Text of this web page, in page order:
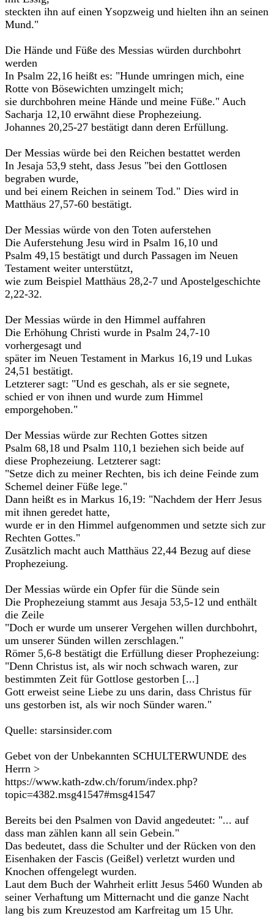
steckten ihn auf einen Ysopzweig und hielten ihn an seinen
Mund."
Die Hände und Füße des Messias würden durchbohrt
werden
In Psalm 22,16 heißt es: "Hunde umringen mich, eine
Rotte von Bösewichten umzingelt mich;
sie durchbohren meine Hände und meine Füße." Auch
Sacharja 12,10 erwähnt diese Prophezeiung.
Johannes 20,25-27 bestätigt dann deren Erfüllung.
Der Messias würde bei den Reichen bestattet werden
In Jesaja 53,9 steht, dass Jesus "bei den Gottlosen
begraben wurde,
und bei einem Reichen in seinem Tod." Dies wird in
Matthäus 27,57-60 bestätigt.
Der Messias würde von den Toten auferstehen
Die Auferstehung Jesu wird in Psalm 16,10 und
Psalm 49,15 bestätigt und durch Passagen im Neuen
Testament weiter unterstützt,
wie zum Beispiel Matthäus 28,2-7 und Apostelgeschichte
2,22-32.
Der Messias würde in den Himmel auffahren
Die Erhöhung Christi wurde in Psalm 24,7-10
vorhergesagt und
später im Neuen Testament in Markus 16,19 und Lukas
24,51 bestätigt.
Letzterer sagt: "Und es geschah, als er sie segnete,
schied er von ihnen und wurde zum Himmel
emporgehoben."
Der Messias würde zur Rechten Gottes sitzen
Psalm 68,18 und Psalm 110,1 beziehen sich beide auf
diese Prophezeiung. Letzterer sagt:
"Setze dich zu meiner Rechten, bis ich deine Feinde zum
Schemel deiner Füße lege."
Dann heißt es in Markus 16,19: "Nachdem der Herr Jesus
mit ihnen geredet hatte,
wurde er in den Himmel aufgenommen und setzte sich zur
Rechten Gottes."
Zusätzlich macht auch Matthäus 22,44 Bezug auf diese
Prophezeiung.
Der Messias würde ein Opfer für die Sünde sein
Die Prophezeiung stammt aus Jesaja 53,5-12 und enthält
die Zeile
"Doch er wurde um unserer Vergehen willen durchbohrt,
um unserer Sünden willen zerschlagen."
Römer 5,6-8 bestätigt die Erfüllung dieser Prophezeiung:
"Denn Christus ist, als wir noch schwach waren, zur
bestimmten Zeit für Gottlose gestorben [...]
Gott erweist seine Liebe zu uns darin, dass Christus für
uns gestorben ist, als wir noch Sünder waren."
Quelle: starsinsider.com
Gebet von der Unbekannten SCHULTERWUNDE des
Herrn >
https://www.kath-zdw.ch/forum/index.php?
topic=4382.msg41547#msg41547
Bereits bei den Psalmen von David angedeutet: "... auf
dass man zählen kann all sein Gebein."
Das bedeutet, dass die Schulter und der Rücken von den
Eisenhaken der Fascis (Geißel) verletzt wurden und
Knochen offengelegt wurden.
Laut dem Buch der Wahrheit erlitt Jesus 5460 Wunden ab
seiner Verhaftung um Mitternacht und die ganze Nacht
lang bis zum Kreuzestod am Karfreitag um 15 Uhr.